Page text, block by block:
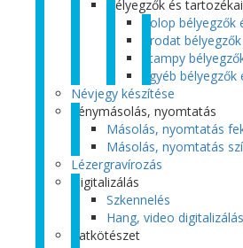
Bélyegzők és
Colop
Trodat
Stampy
Egyéb
Névjegy készítése
Fénymásolás, nyomtatás
Másolás, nyomtatás
Másolás, nyomtatás
Lézergravírozás
Digitalizálás
Szkennelés
Hang, video
Iratkötészet